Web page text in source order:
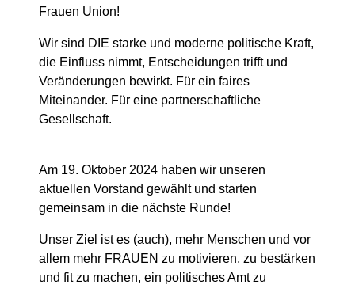
Frauen Union!
Wir sind DIE starke und moderne politische Kraft,
die Einfluss nimmt, Entscheidungen trifft und
Veränderungen bewirkt. Für ein faires
Miteinander. Für eine partnerschaftliche
Gesellschaft.
Am 19. Oktober 2024 haben wir unseren
aktuellen Vorstand gewählt und starten
gemeinsam in die nächste Runde!
Unser Ziel ist es (auch), mehr Menschen und vor
allem mehr FRAUEN zu motivieren, zu bestärken
und fit zu machen, ein politisches Amt zu